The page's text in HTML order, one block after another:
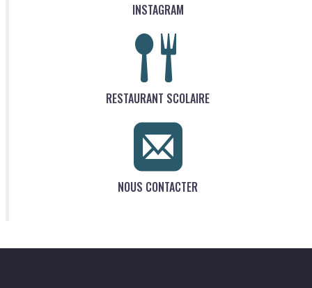
INSTAGRAM
RESTAURANT SCOLAIRE
NOUS CONTACTER